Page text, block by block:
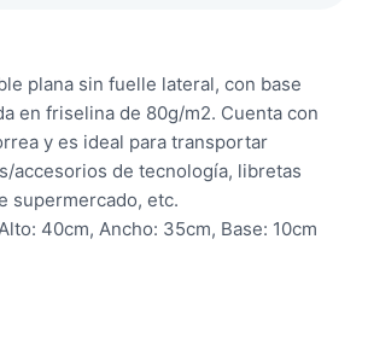
plana sin fuelle lateral, con base
en friselina de 80g/m2. Cuenta con
y es ideal para transportar
accesorios de tecnología, libretas
supermercado, etc.
40cm, Ancho: 35cm, Base: 10cm